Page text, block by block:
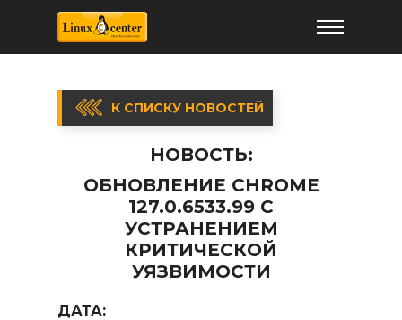
К СПИСКУ НОВОСТЕЙ
НОВОСТЬ:
ОБНОВЛЕНИЕ CHROME
127.0.6533.99 С
УСТРАНЕНИЕМ
КРИТИЧЕСКОЙ
УЯЗВИМОСТИ
ДАТА: